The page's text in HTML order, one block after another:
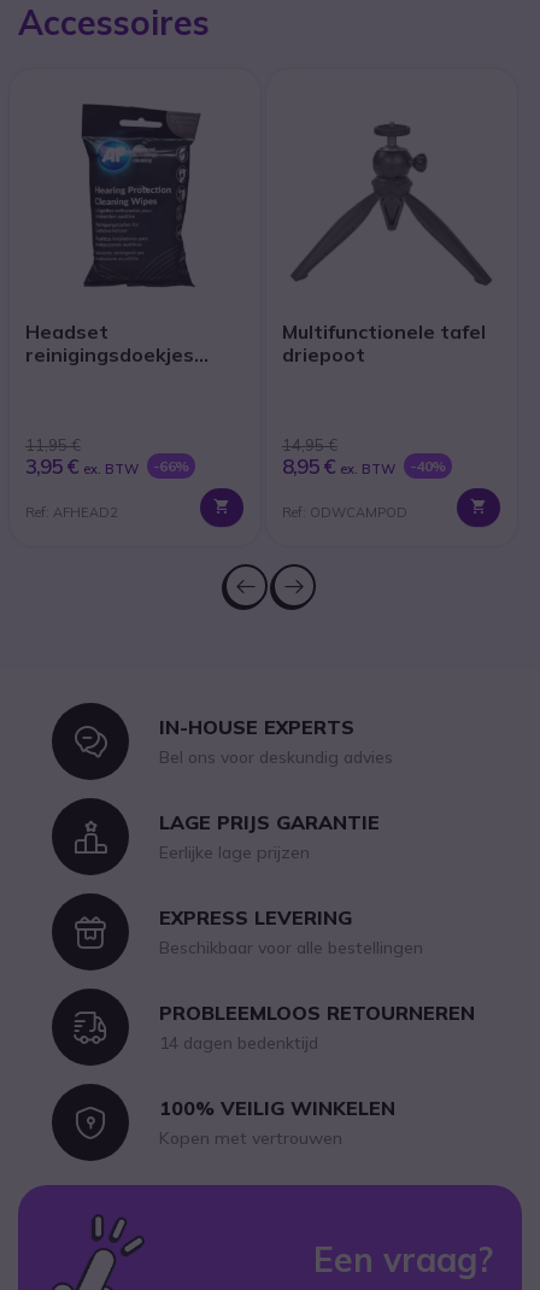
Accessoires
Headset
reinigingsdoekjes
11,95 €
3,95 € ex. BTW -66%
Ref: AFHEAD2
Multifunctionele tafel
driepoot
14,95 €
8,95 € ex. BTW -40%
Ref: ODWCAMPOD
IconIN-HOUSE EXPERTS
Bel ons voor deskundig advies
IconLAGE PRIJS GARANTIE
Eerlijke lage prijzen
IconEXPRESS LEVERING
Beschikbaar voor alle bestellingen
IconPROBLEEMLOOS RETOURNEREN
14 dagen bedenktijd
Icon100% VEILIG WINKELEN
Kopen met vertrouwen
Een vraag?